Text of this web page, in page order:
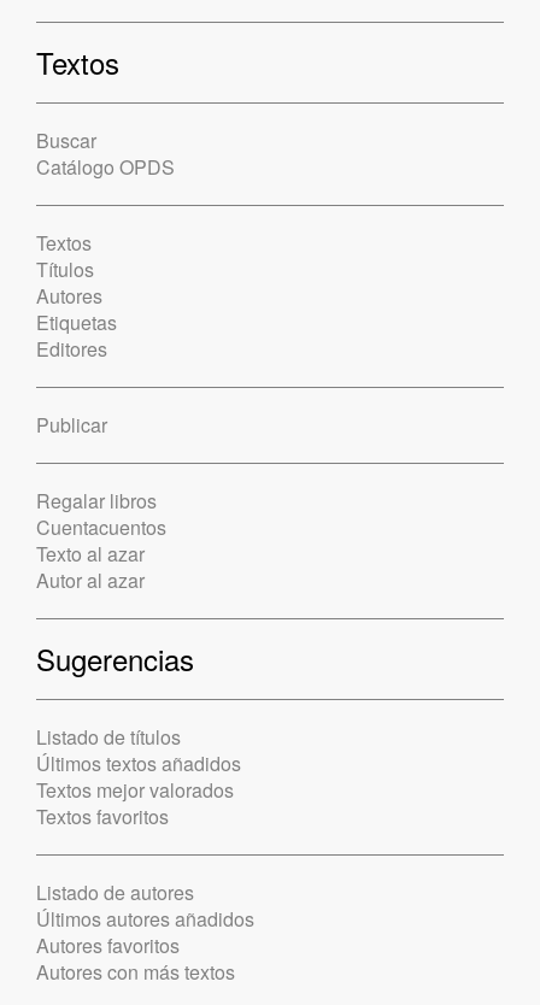
Textos
Buscar
Catálogo OPDS
Textos
Títulos
Autores
Etiquetas
Editores
Publicar
Regalar libros
Cuentacuentos
Texto al azar
Autor al azar
Sugerencias
Listado de títulos
Últimos textos añadidos
Textos mejor valorados
Textos favoritos
Listado de autores
Últimos autores añadidos
Autores favoritos
Autores con más textos